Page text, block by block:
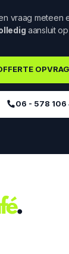
vraag meteen
aansluit
06 - 578 106